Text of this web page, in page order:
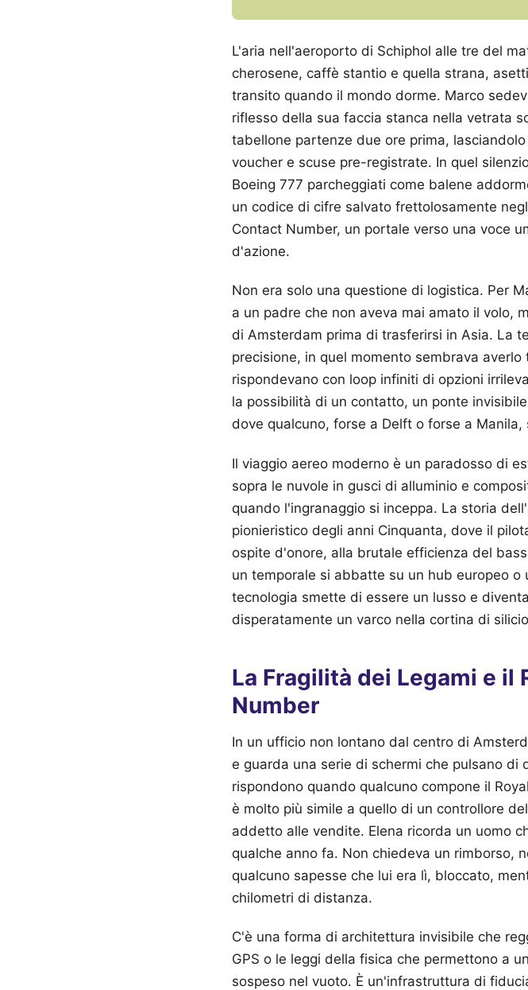
L'aria nell'aeroporto di Schiphol alle tre del
cherosene, caffè stantio e quella strana,
transito quando il mondo dorme. Marco
riflesso della sua faccia stanca nella vetrata
tabellone partenze due ore prima,
voucher e scuse pre-registrate. In quel
Boeing 777 parcheggiati come balene
un codice di cifre salvato frettolosamente
Contact Number, un portale verso una voce
d'azione.
Non era solo una questione di logistica. Per
a un padre che non aveva mai amato il volo,
di Amsterdam prima di trasferirsi in Asia. La
precisione, in quel momento sembrava
rispondevano con loop infiniti di opzioni
la possibilità di un contatto, un ponte
dove qualcuno, forse a Delft o forse a
Il viaggio aereo moderno è un paradosso di
sopra le nuvole in gusci di alluminio e
quando l'ingranaggio si inceppa. La storia
pionieristico degli anni Cinquanta, dove il
ospite d'onore, alla brutale efficienza del
un temporale si abbatte su un hub europeo
tecnologia smette di essere un lusso e
disperatamente un varco nella cortina di
La Fragilità dei Legami e il
Number
In un ufficio non lontano dal centro di
e guarda una serie di schermi che pulsano
rispondono quando qualcuno compone il
è molto più simile a quello di un controllore
addetto alle vendite. Elena ricorda un uomo
qualche anno fa. Non chiedeva un rimborso,
qualcuno sapesse che lui era lì, bloccato,
chilometri di distanza.
C'è una forma di architettura invisibile che
GPS o le leggi della fisica che permettono a
sospeso nel vuoto. È un'infrastruttura di